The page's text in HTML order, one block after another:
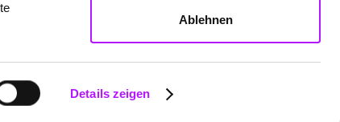
Details zeigen
Ablehnen